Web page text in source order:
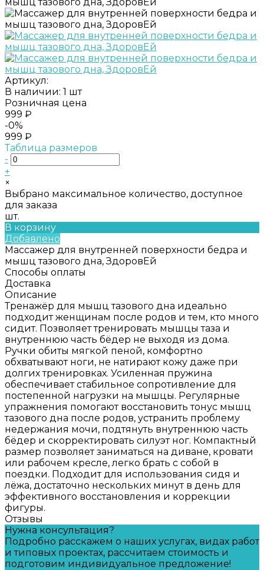
Артикул:
В наличии: 1 шт
Розничная цена
999 ₽
-0%
999 ₽
Таблица размеров
-
+
×
Выбрано максимальное количество, доступное
для заказа
шт.
В корзину
Добавлено
Массажер для внутренней поверхности бедра и
мышц тазового дна, ЗдоровЕй
Способы оплаты
Доставка
Описание
Тренажёр для мышц тазового дна идеально
подходит женщинам после родов и тем, кто много
сидит. Позволяет тренировать мышцы таза и
внутреннюю часть бёдер не выходя из дома.
Ручки обиты мягкой пеной, комфортно
обхватывают ноги, не натирают кожу даже при
долгих тренировках. Усиленная пружина
обеспечивает стабильное сопротивление для
постепенной нагрузки на мышцы. Регулярные
упражнения помогают восстановить тонус мышц
тазового дна после родов, устранить проблему
недержания мочи, подтянуть внутреннюю часть
бёдер и скорректировать силуэт ног. Компактный
размер позволяет заниматься на диване, кровати
или рабочем кресле, легко брать с собой в
поездки. Подходит для использования сидя и
лёжа, достаточно нескольких минут в день для
эффективного восстановления и коррекции
фигуры.
Отзывы
Нужна консультация?
Подробно расскажем о наших услугах, видах работ
и типовых проектах, рассчитаем стоимость и
подготовим индивидуальное предложение!